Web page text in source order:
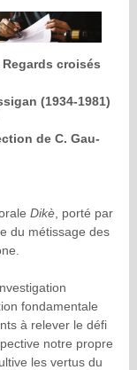
croisés
(1934-1981)
de C. Gau-
Dikè , porté par
du métissage des
fondamentale
à relever le défi
notre propre
les vertus du